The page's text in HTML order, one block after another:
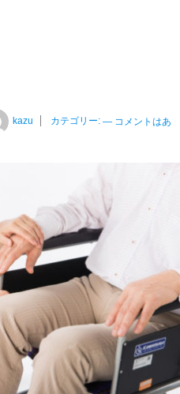
kazu カテゴリー: — コメントはあ